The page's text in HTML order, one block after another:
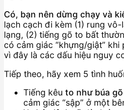
Có, bạn nên dừng chạy và
lạch cạch đi kèm (1) rung
lạng, (2) tiếng gõ to bất
có cảm giác “khựng/giật” khi
vì đây là các dấu hiệu nguy
Tiếp theo, hãy xem 5 tình
Tiếng kêu to như búa gõ
cảm giác “sập” ở một